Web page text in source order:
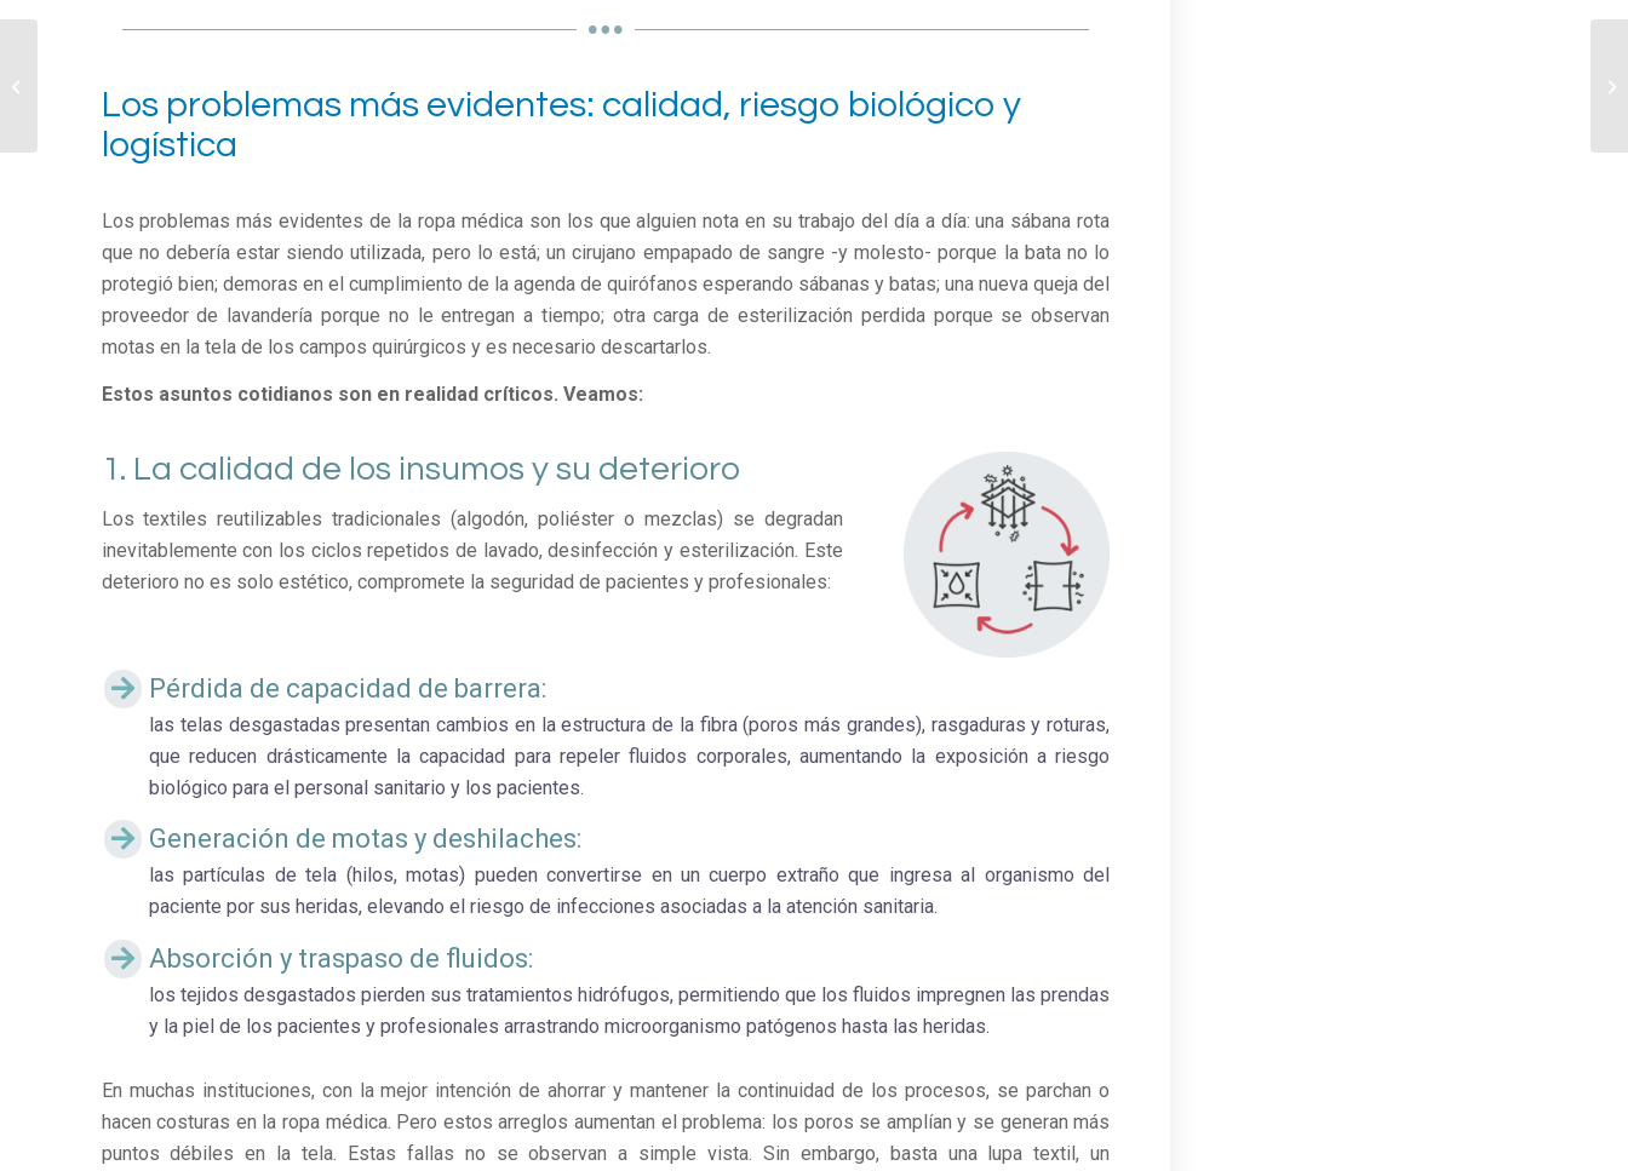
Los problemas más evidentes: calidad, riesgo biológico y
logística
Los problemas más evidentes de la ropa médica son los que alguien nota en su trabajo del día a día: una sábana rota
que no debería estar siendo utilizada, pero lo está; un cirujano empapado de sangre -y molesto- porque la bata no lo
protegió bien; demoras en el cumplimiento de la agenda de quirófanos esperando sábanas y batas; una nueva queja del
proveedor de lavandería porque no le entregan a tiempo; otra carga de esterilización perdida porque se observan
motas en la tela de los campos quirúrgicos y es necesario descartarlos.
Estos asuntos cotidianos son en realidad críticos. Veamos:
1. La calidad de los insumos y su deterioro
Los textiles reutilizables tradicionales (algodón, poliéster o mezclas) se degradan
inevitablemente con los ciclos repetidos de lavado, desinfección y esterilización. Este
deterioro no es solo estético, compromete la seguridad de pacientes y profesionales:
Pérdida de capacidad de barrera:
las telas desgastadas presentan cambios en la estructura de la fibra (poros más grandes), rasgaduras y roturas,
que reducen drásticamente la capacidad para repeler fluidos corporales, aumentando la exposición a riesgo
biológico para el personal sanitario y los pacientes.
Generación de motas y deshilaches:
las partículas de tela (hilos, motas) pueden convertirse en un cuerpo extraño que ingresa al organismo del
paciente por sus heridas, elevando el riesgo de infecciones asociadas a la atención sanitaria.
Absorción y traspaso de fluidos:
los tejidos desgastados pierden sus tratamientos hidrófugos, permitiendo que los fluidos impregnen las prendas
y la piel de los pacientes y profesionales arrastrando microorganismo patógenos hasta las heridas.
En muchas instituciones, con la mejor intención de ahorrar y mantener la continuidad de los procesos, se parchan o
hacen costuras en la ropa médica. Pero estos arreglos aumentan el problema: los poros se amplían y se generan más
puntos débiles en la tela. Estas fallas no se observan a simple vista. Sin embargo, basta una lupa textil, un